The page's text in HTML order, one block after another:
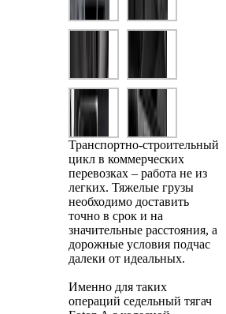
Транспортно-строительный
цикл в коммерческих
перевозках – работа не из
легких. Тяжелые грузы
необходимо доставить
точно в срок и на
значительные расстояния, а
дорожные условия подчас
далеки от идеальных.
Именно для таких
операций седельный тягач